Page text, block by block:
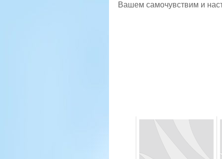
Вашем самочувствим и